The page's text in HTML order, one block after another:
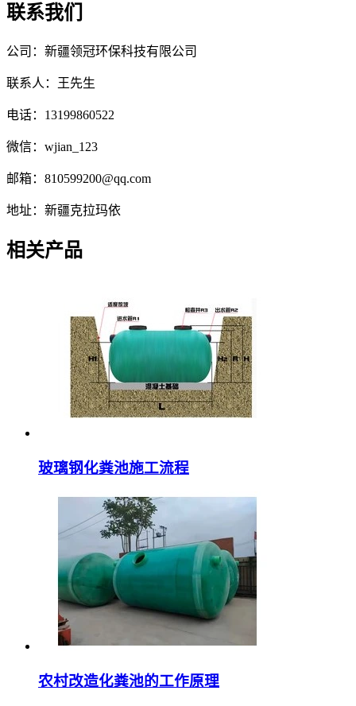
联系我们
公司：新疆领冠环保科技有限公司
联系人：王先生
电话：13199860522
微信：wjian_123
邮箱：810599200@qq.com
地址：新疆克拉玛依
相关产品
玻璃钢化粪池施工流程
农村改造化粪池的工作原理